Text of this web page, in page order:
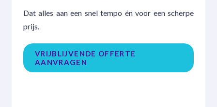
Dat alles aan een snel tempo én voor een scherpe
prijs.
VRIJBLIJVENDE OFFERTE
AANVRAGEN